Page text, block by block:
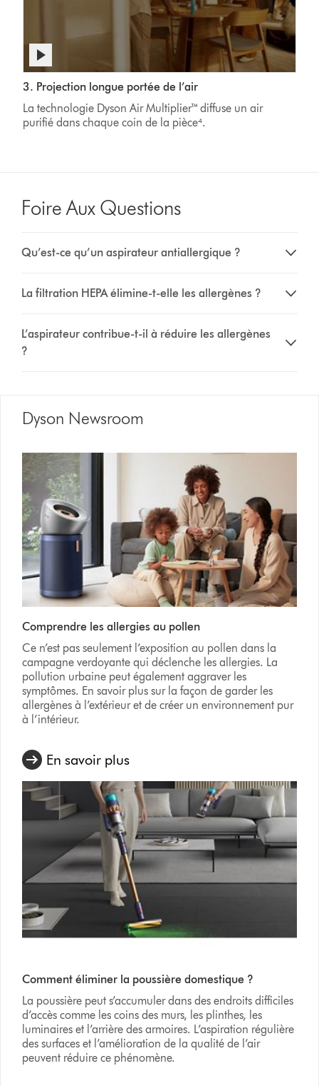
ambiant.
homme
vaporise
du
ouverte
salon
passer
Transcript
Afficher
la
transcription
la
vidéo
3. Projection longue portée de l’air
La technologie Dyson Air Multiplier™ diffuse un air
purifié dans chaque coin de la pièce⁴.
Foire Aux Questions
Qu’est-ce qu’un aspirateur antiallergique ?
La filtration HEPA élimine-t-elle les allergènes ?
L’aspirateur contribue-t-il à réduire les allergènes
?
Dyson Newsroom
Comprendre les allergies au pollen
Ce n’est pas seulement l’exposition au pollen dans la
campagne verdoyante qui déclenche les allergies. La
pollution urbaine peut également aggraver les
symptômes. En savoir plus sur la façon de garder les
allergènes à l’extérieur et de créer un environnement pur
à l’intérieur.
En savoir plus
Comment éliminer la poussière domestique ?
La poussière peut s’accumuler dans des endroits difficiles
d’accès comme les coins des murs, les plinthes, les
luminaires et l’arrière des armoires. L’aspiration régulière
des surfaces et l’amélioration de la qualité de l’air
peuvent réduire ce phénomène.